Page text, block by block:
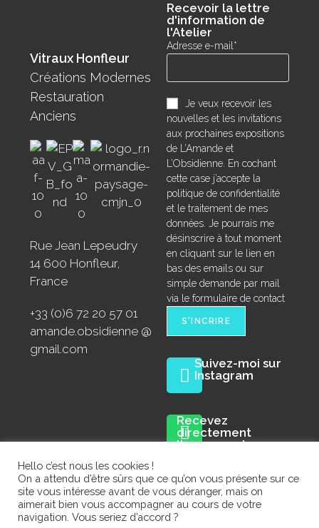
Vitraux Honfleur
Créations Modernes
Restauration
Anciens
Rue Jean Lepeudry
14 600 Honfleur,
France
+33 (0)6 72 20 57 01
amande.obsidienne @
gmail.com
Recevoir la lettre
d'information de
l'Atelier
Adresse e-mail*
Je veux recevoir les
nouvelles et les invitations
aux prochaines expositions
de L’Amande et
L’Obsidienne. En cochant
cette case j’accepte la
politique de confidentialité
et le traitement de mes
données. Je pourrais me
désinscrire à tout moment
en cliquant sur le lien en
bas des emails ou sur
simple demande par mail
via le formulaire de contact
Suivez-moi sur
Instagram
Recevez
directement
l'annonce des
chaîne Whatsapp :
Hello c’est nous les cookies !
On a attendu d’être sûrs que ce qu’on vous présente sur ce
site vous intéresse avant de vous déranger, mais on
aimerait bien vous accompagner au cours de votre
navigation. Vous seriez d’accord ?